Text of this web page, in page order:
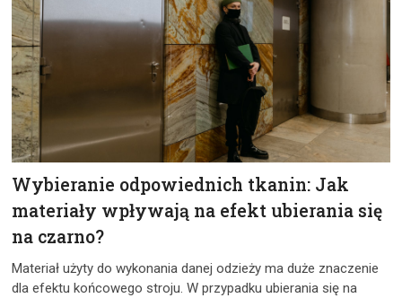
Wybieranie odpowiednich tkanin: Jak
materiały wpływają na efekt ubierania się
na czarno?
Materiał użyty do wykonania danej odzieży ma duże znaczenie
dla efektu końcowego stroju. W przypadku ubierania się na